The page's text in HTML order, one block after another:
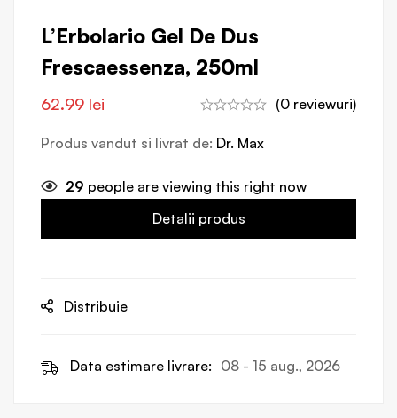
L’Erbolario Gel De Dus
Frescaessenza, 250ml
62.99 lei (0 reviewuri)
Produs vandut si livrat de: Dr. Max
29 people are viewing this right now
Detalii produs
Distribuie
Data estimare livrare: 08 - 15 aug., 2026